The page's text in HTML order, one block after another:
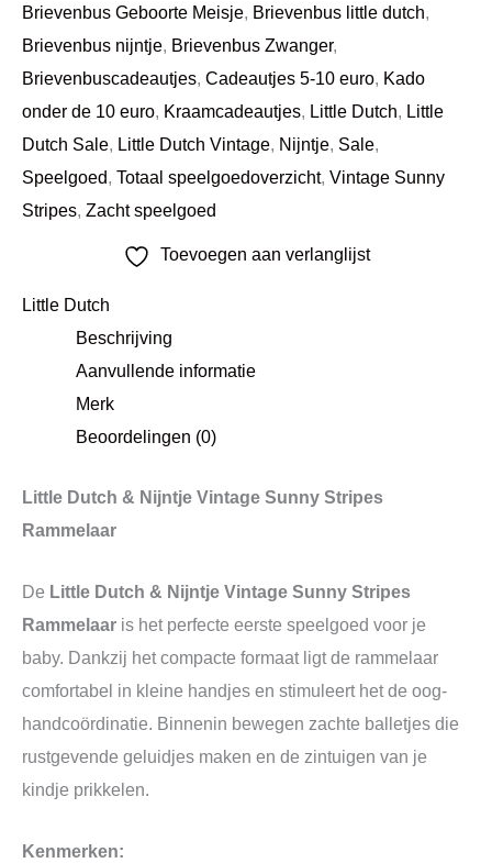
Brievenbus Geboorte Meisje Brievenbus little dutch
Brievenbus nijntje Brievenbus Zwanger,
Brievenbuscadeautjes Cadeautjes 5-10 euro Kado
onder de 10 euro Kraamcadeautjes Little Dutch Little
Dutch Sale Little Dutch Vintage Nijntje Sale
Speelgoed Totaal speelgoedoverzicht, Vintage Sunny
Stripes Zacht speelgoed
Toevoegen aan verlanglijst
Little Dutch
Beschrijving
Aanvullende informatie
Merk
Beoordelingen (0)
Little Dutch & Nijntje Vintage Sunny Stripes
Rammelaar
De Little Dutch & Nijntje Vintage Sunny Stripes
Rammelaar is het perfecte eerste speelgoed voor je
baby. Dankzij het compacte formaat ligt de rammelaar
comfortabel in kleine handjes en stimuleert het de oog-
handcoördinatie. Binnenin bewegen zachte balletjes die
rustgevende geluidjes maken en de zintuigen van je
kindje prikkelen.
Kenmerken: